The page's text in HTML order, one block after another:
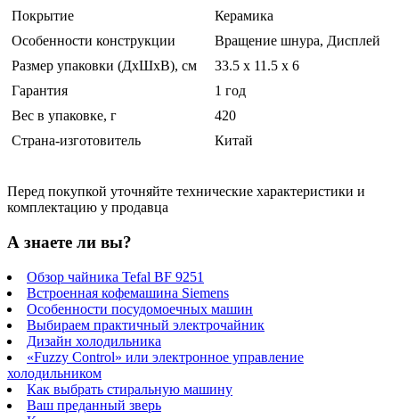
Покрытие
Керамика
Особенности конструкции
Вращение шнура, Дисплей
Размер упаковки (ДхШхВ), см
33.5 x 11.5 x 6
Гарантия
1 год
Вес в упаковке, г
420
Страна-изготовитель
Китай
Перед покупкой уточняйте технические характеристики и
комплектацию у продавца
А знаете ли вы?
Обзор чайника Tefal BF 9251
Встроенная кофемашина Siemens
Особенности посудомоечных машин
Выбираем практичный электрочайник
Дизайн холодильника
«Fuzzy Control» или электронное управление
холодильником
Как выбрать стиральную машину
Ваш преданный зверь